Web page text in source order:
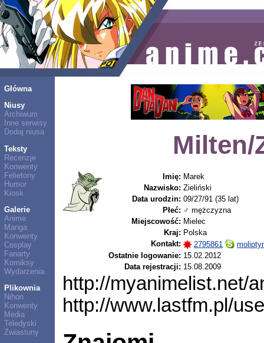
Główna
Niusy
Archiwum
Inne serwisy
Dodaj niusa
Teksty
Recenzje
Konwenty
Felietony
Humor
Kiosk
Galerie
Anime
Manga
Konwenty
Cosplay
Fanarty
Komiksy
Wydarzenia
Plikownia
Nihon
Konwenty
Media
Teledyski
Zwiastuny
Milten/
Imię: Marek
Nazwisko: Zieliński
Data urodzin: 09/27/91 (35 lat)
Płeć: ♂ mężczyzna
Miejscowość: Mielec
Kraj: Polska
Kontakt:
2795861
Ostatnie logowanie: 15.02.2012
Data rejestracji: 15.08.2009
http://myanimelist.net/
http://www.lastfm.pl/